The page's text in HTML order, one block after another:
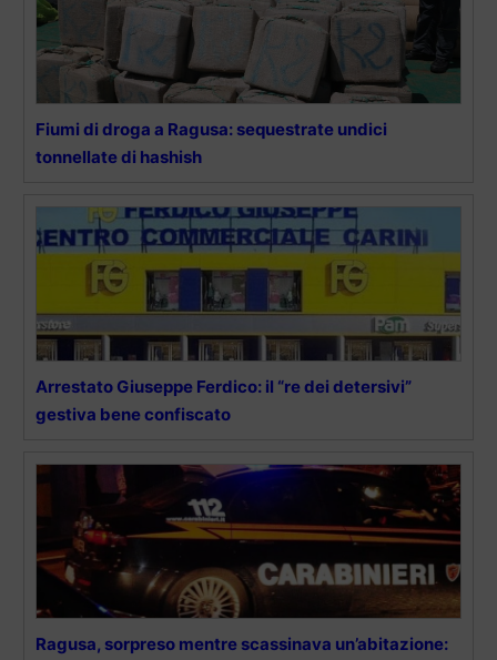
Fiumi di droga a Ragusa: sequestrate undici
tonnellate di hashish
Arrestato Giuseppe Ferdico: il “re dei detersivi”
gestiva bene confiscato
Ragusa, sorpreso mentre scassinava un’abitazione: